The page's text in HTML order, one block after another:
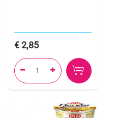
2,85
 